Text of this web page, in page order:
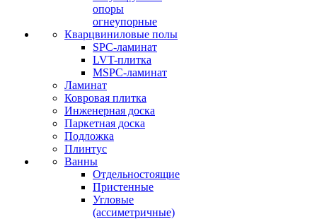
опоры
огнеупорные
Кварцвиниловые полы
SPC-ламинат
LVT-плитка
MSPC-ламинат
Ламинат
Ковровая плитка
Инженерная доска
Паркетная доска
Подложка
Плинтус
Ванны
Отдельностоящие
Пристенные
Угловые
(ассиметричные)